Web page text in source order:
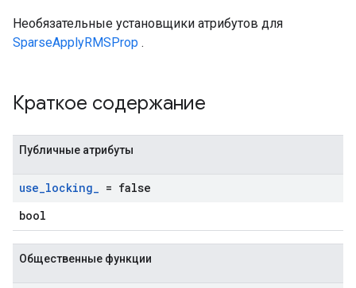
Необязательные установщики атрибутов для
SparseApplyRMSProp .
Краткое содержание
Публичные атрибуты
use_locking_ = false
bool
Общественные функции